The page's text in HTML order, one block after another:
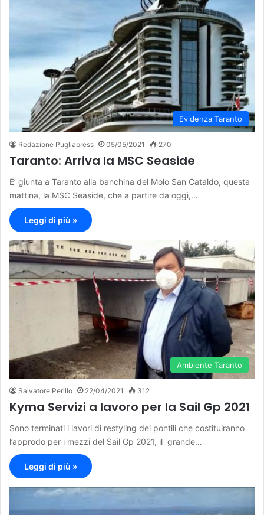
Evidenza Taranto
Redazione Pugliapress 05/05/2021 270
Taranto: Arriva la MSC Seaside
E’ giunta a Taranto alla banchina del Molo San Cataldo, questa
mattina, la MSC Seaside, che a partire da oggi,…
Leggi di più »
Ambiente Taranto
Salvatore Perillo 22/04/2021 312
Kyma Servizi a lavoro per la Sail Gp 2021
Sono terminati i lavori di restyling dei pontili che costituiranno
l’approdo per i mezzi del Sail Gp 2021, il grande…
Leggi di più »